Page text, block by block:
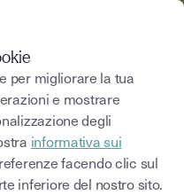
Saisissez un terme
per migliorare la tua
e mostrare
degli
informativa sui
facendo clic sul
inferiore del nostro sito.